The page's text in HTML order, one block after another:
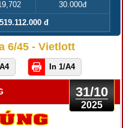
30.000đ
đ
6/45 - Vietlott
In 1/A4
31/10
2025